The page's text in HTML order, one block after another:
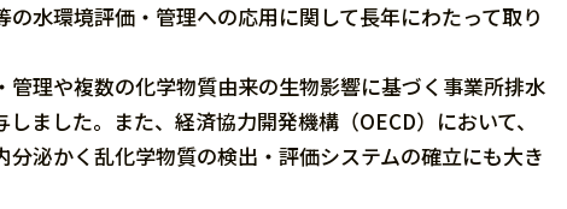
水環境評価・管理への応用に関して長年にわたって取り
理や複数の化学物質由来の生物影響に基づく事業所排水
ました。また、経済協力開発機構（OECD）において、
泌かく乱化学物質の検出・評価システムの確立にも大き